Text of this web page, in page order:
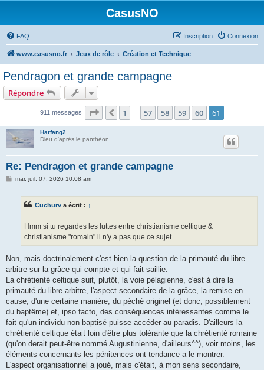
CasusNO
FAQ Connexion
Inscription
www.casusno.fr Jeux de rôle Création et Technique
Pendragon et grande campagne
Répondre
911 messages Page 61 sur 61
Précédent
1 57 58 59 60 61
Harfang2
Dieu d'après le panthéon
Re: Pendragon et grande campagne
Mmar. juil. 07, 2026 10:08 am
Cuchurv a écrit : ↑
Hmm si tu regardes les luttes entre christianisme celtique &
christianisme "romain" il n'y a pas que ce sujet.
Non, mais doctrinalement c'est bien la question de la primauté du libre
arbitre sur la grâce qui compte et qui fait saillie.
La chrétienté celtique suit, plutôt, la voie pélagienne, c'est à dire la
primauté du libre arbitre, l'aspect secondaire de la grâce, la remise en
cause, d'une certaine manière, du péché originel (et donc, possiblement
du baptême) et, ipso facto, des conséquences intéressantes comme le
fait qu'un individu non baptisé puisse accéder au paradis. D'ailleurs la
chrétienté celtique était loin d'être plus tolérante que la chrétienté romaine
(qu'on derait peut-être nommé Augustinienne, d'ailleurs^^), voir moins, les
éléments concernants les pénitences ont tendance a le montrer.
L'aspect organisationnel a joué, mais c'était, à mon sens secondaire,